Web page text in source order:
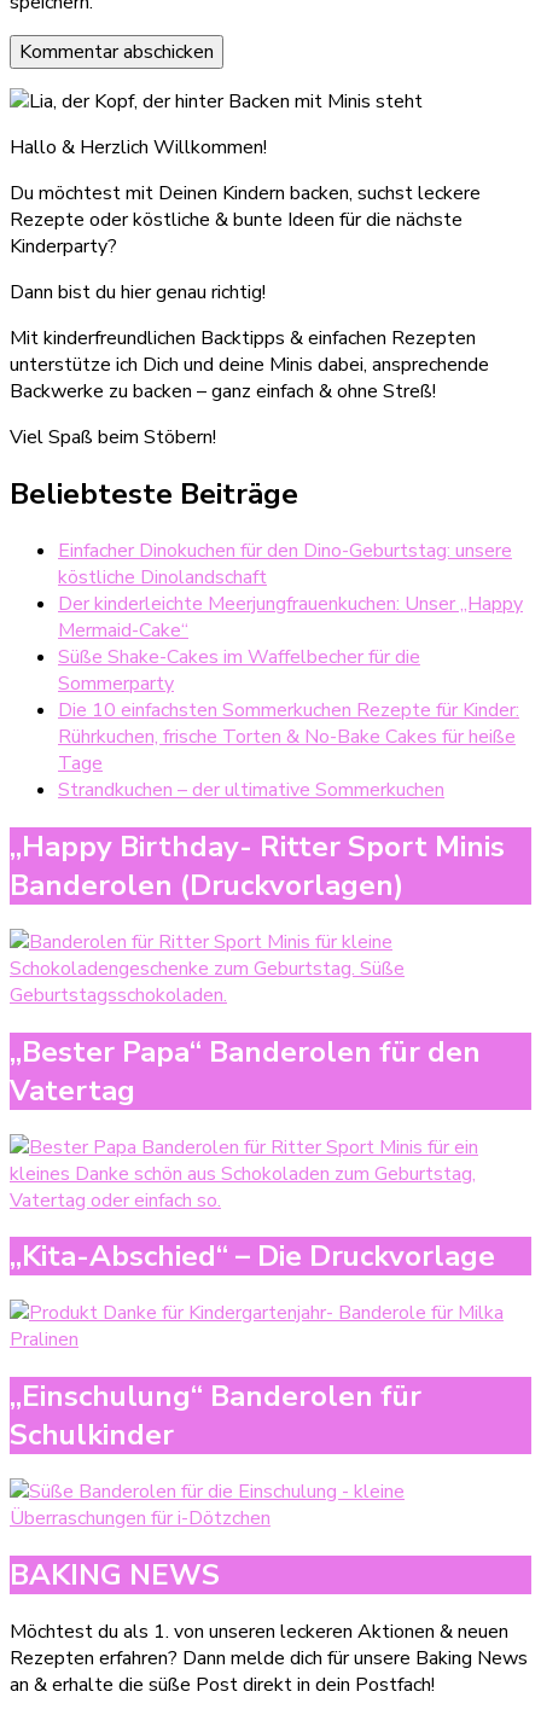
Hallo & Herzlich Willkommen!
Du möchtest mit Deinen Kindern backen, suchst leckere
Rezepte oder köstliche & bunte Ideen für die nächste
Kinderparty?
Dann bist du hier genau richtig!
Mit kinderfreundlichen Backtipps & einfachen Rezepten
unterstütze ich Dich und deine Minis dabei, ansprechende
Backwerke zu backen – ganz einfach & ohne Streß!
Viel Spaß beim Stöbern!
Beliebteste Beiträge
Einfacher Dinokuchen für den Dino-Geburtstag: unsere
köstliche Dinolandschaft
Der kinderleichte Meerjungfrauenkuchen: Unser „Happy
Mermaid-Cake“
Süße Shake-Cakes im Waffelbecher für die
Sommerparty
Die 10 einfachsten Sommerkuchen Rezepte für Kinder:
Rührkuchen, frische Torten & No-Bake Cakes für heiße
Tage
Strandkuchen – der ultimative Sommerkuchen
„Happy Birthday- Ritter Sport Minis
Banderolen (Druckvorlagen)
„Bester Papa“ Banderolen für den
Vatertag
„Kita-Abschied“ – Die Druckvorlage
„Einschulung“ Banderolen für
Schulkinder
BAKING NEWS
Möchtest du als 1. von unseren leckeren Aktionen & neuen
Rezepten erfahren? Dann melde dich für unsere Baking News
an & erhalte die süße Post direkt in dein Postfach!